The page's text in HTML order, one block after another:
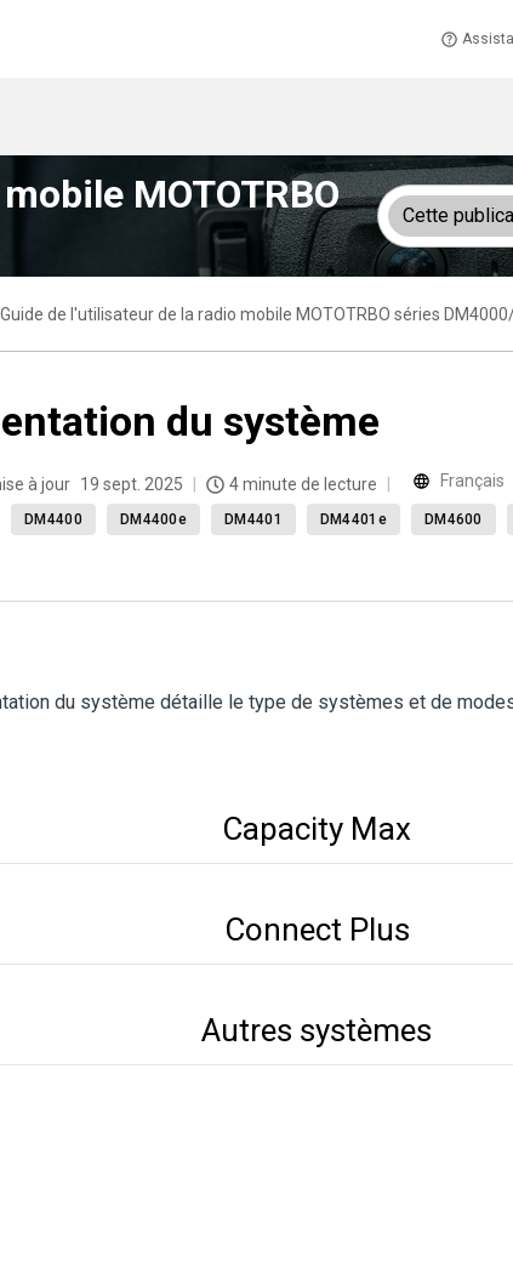
MOTOTRBO
Cette
Guide de l'utilisateur de la radio mobile MOTOTRBO séries
du système
à jour 19 sept. 2025 4 minute de lecture Français
DM4400 DM4400e DM4401 DM4401e DM4600
du système détaille le type de systèmes et de
Capacity Max
Connect Plus
Autres systèmes